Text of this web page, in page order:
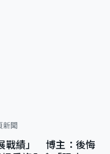
新聞
戰績」 博主：後悔